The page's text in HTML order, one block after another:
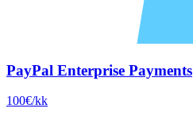
PayPal Enterprise Payments
100€/kk